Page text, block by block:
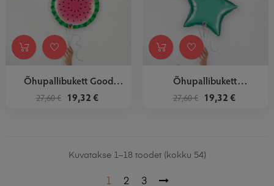
Õhupallibukett Good
Vibes
27,60 € 19,32 €
Õhupallibukett
Rohelised...
27,60 € 19,32 €
Kuvatakse 1–18 toodet (kokku 54)
1 2 3